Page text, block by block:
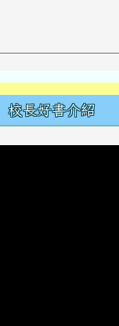
校長好書介紹